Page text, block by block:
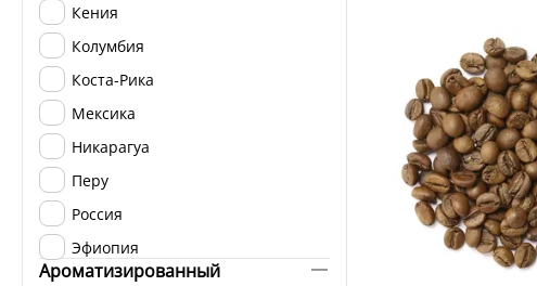
Кения
Колумбия
Коста-Рика
Мексика
Никарагуа
Перу
Россия
Эфиопия
Ароматизированный